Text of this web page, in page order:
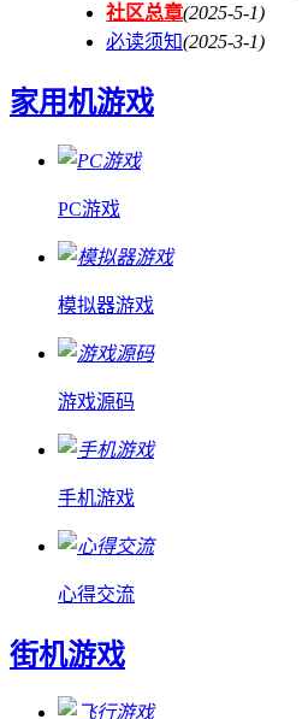
社区总章(2025-5-1)
必读须知(2025-3-1)
家用机游戏
PC游戏
模拟器游戏
游戏源码
手机游戏
心得交流
街机游戏